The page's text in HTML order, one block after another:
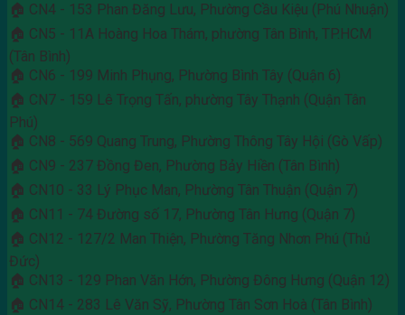
🏠 CN4 - 153 Phan Đăng Lưu, Phường Cầu Kiệu (Phú Nhuận)
🏠 CN5 - 11A Hoàng Hoa Thám, phường Tân Bình, TP.HCM
(Tân Bình)
🏠 CN6 - 199 Minh Phụng, Phường Bình Tây (Quận 6)
🏠 CN7 - 159 Lê Trọng Tấn, phường Tây Thạnh (Quận Tân
Phú)
🏠 CN8 - 569 Quang Trung, Phường Thông Tây Hội (Gò Vấp)
🏠 CN9 - 237 Đồng Đen, Phường Bảy Hiền (Tân Bình)
🏠 CN10 - 33 Lý Phục Man, Phường Tân Thuận (Quận 7)
🏠 CN11 - 74 Đường số 17, Phường Tân Hưng (Quận 7)
🏠 CN12 - 127/2 Man Thiện, Phường Tăng Nhơn Phú (Thủ
Đức)
🏠 CN13 - 129 Phan Văn Hớn, Phường Đông Hưng (Quận 12)
🏠 CN14 - 283 Lê Văn Sỹ, Phường Tân Sơn Hoà (Tân Bình)